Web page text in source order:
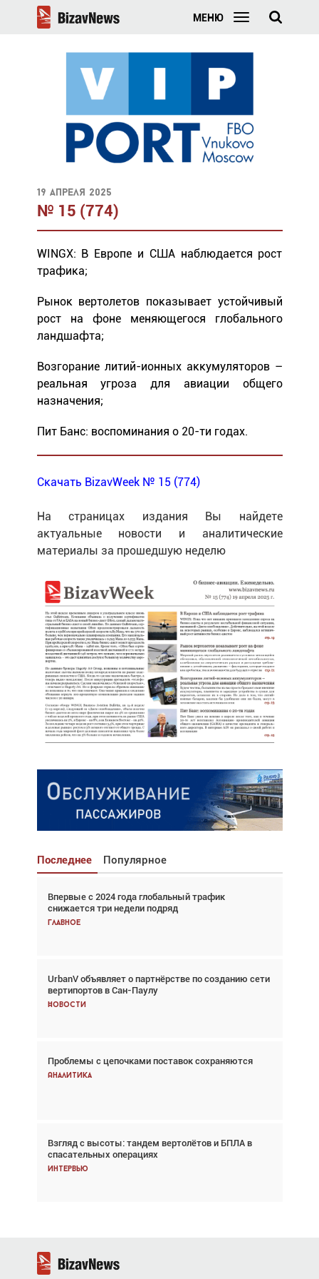
МЕНЮ
19 апреля 2025
№ 15 (774)
WINGX: В Европе и США наблюдается рост
трафика;
Рынок вертолетов показывает устойчивый
рост на фоне меняющегося глобального
ландшафта;
Возгорание литий-ионных аккумуляторов –
реальная угроза для авиации общего
назначения;
Пит Банс: воспоминания о 20-ти годах.
Скачать BizavWeek № 15 (774)
На страницах издания Вы найдете
актуальные новости и аналитические
материалы за прошедшую неделю
Последнее Популярное
Впервые с 2024 года глобальный трафик
снижается три недели подряд
Главное
UrbanV объявляет о партнёрстве по созданию сети
вертипортов в Сан-Паулу
Новости
Проблемы с цепочками поставок сохраняются
Аналитика
Взгляд с высоты: тандем вертолётов и БПЛА в
спасательных операциях
Интервью
Взгляд с высоты: тандем вертолётов и БПЛА в
спасательных операциях
Главное
Авиационный фотограф Дэйв Кох: «Фотография
говорит сама за себя... а ИИ всё портит»
Новости
Впервые с 2024 года глобальный трафик
снижается три недели подряд
Частный самолёт – это актив. Подходите к
покупке соответствующим образом
Интервью